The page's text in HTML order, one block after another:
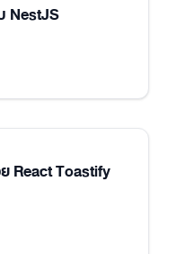
NestJS
React Toastify